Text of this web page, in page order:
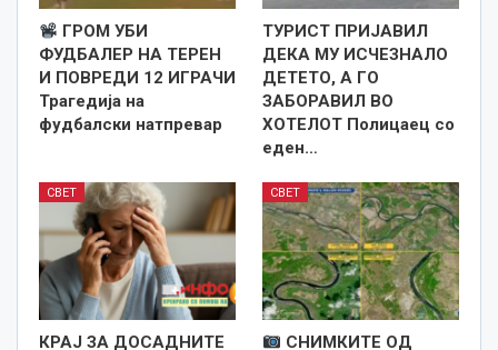
ГРОМ УБИ
ФУДБАЛЕР НА ТЕРЕН
И ПОВРЕДИ 12 ИГРАЧИ
Трагедија на
фудбалски натпревар
ТУРИСТ ПРИЈАВИЛ
ДЕКА МУ ИСЧЕЗНАЛО
ДЕТЕТО, А ГО
ЗАБОРАВИЛ ВО
ХОТЕЛОТ Полицаец со
еден…
СВЕТ
КРАЈ ЗА ДОСАДНИТЕ
СВЕТ
СНИМКИТЕ ОД